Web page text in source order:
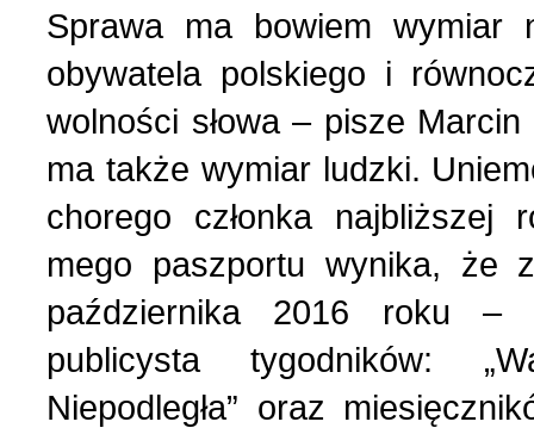
Sprawa ma bowiem wymiar
obywatela polskiego i
wolności słowa – pisze
ma także wymiar ludzki.
chorego członka najbliższej
mego paszportu wynika, że
października 2016 roku –
publicysta tygodników:
Niepodległa” oraz